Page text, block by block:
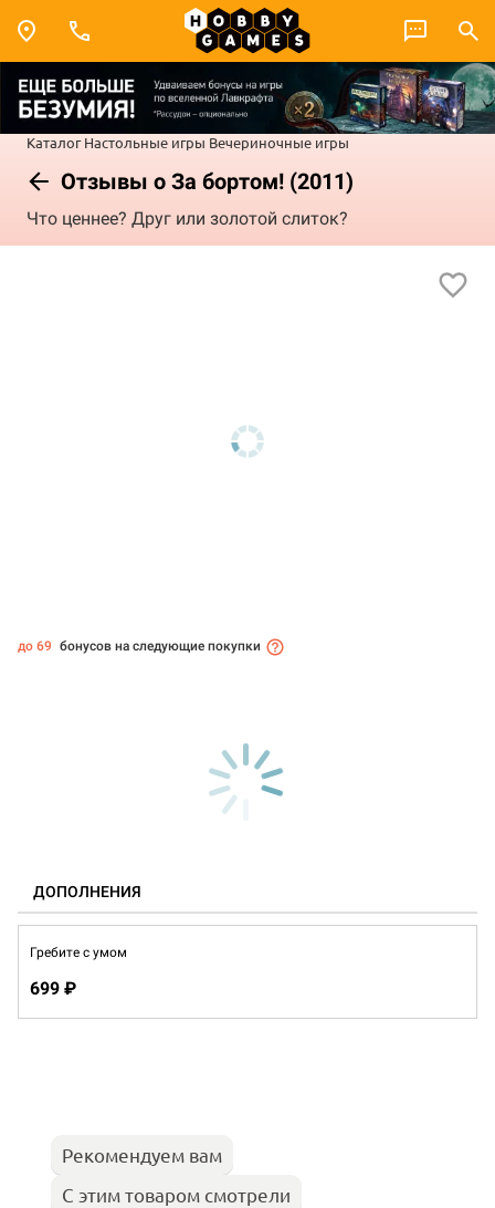
Каталог Настольные игры Вечериночные игры
Отзывы о За бортом! (2011)
Что ценнее? Друг или золотой слиток?
до 69 бонусов на следующие покупки
ДОПОЛНЕНИЯ
Гребите с умом
699 ₽
Рекомендуем вам
С этим товаром смотрели